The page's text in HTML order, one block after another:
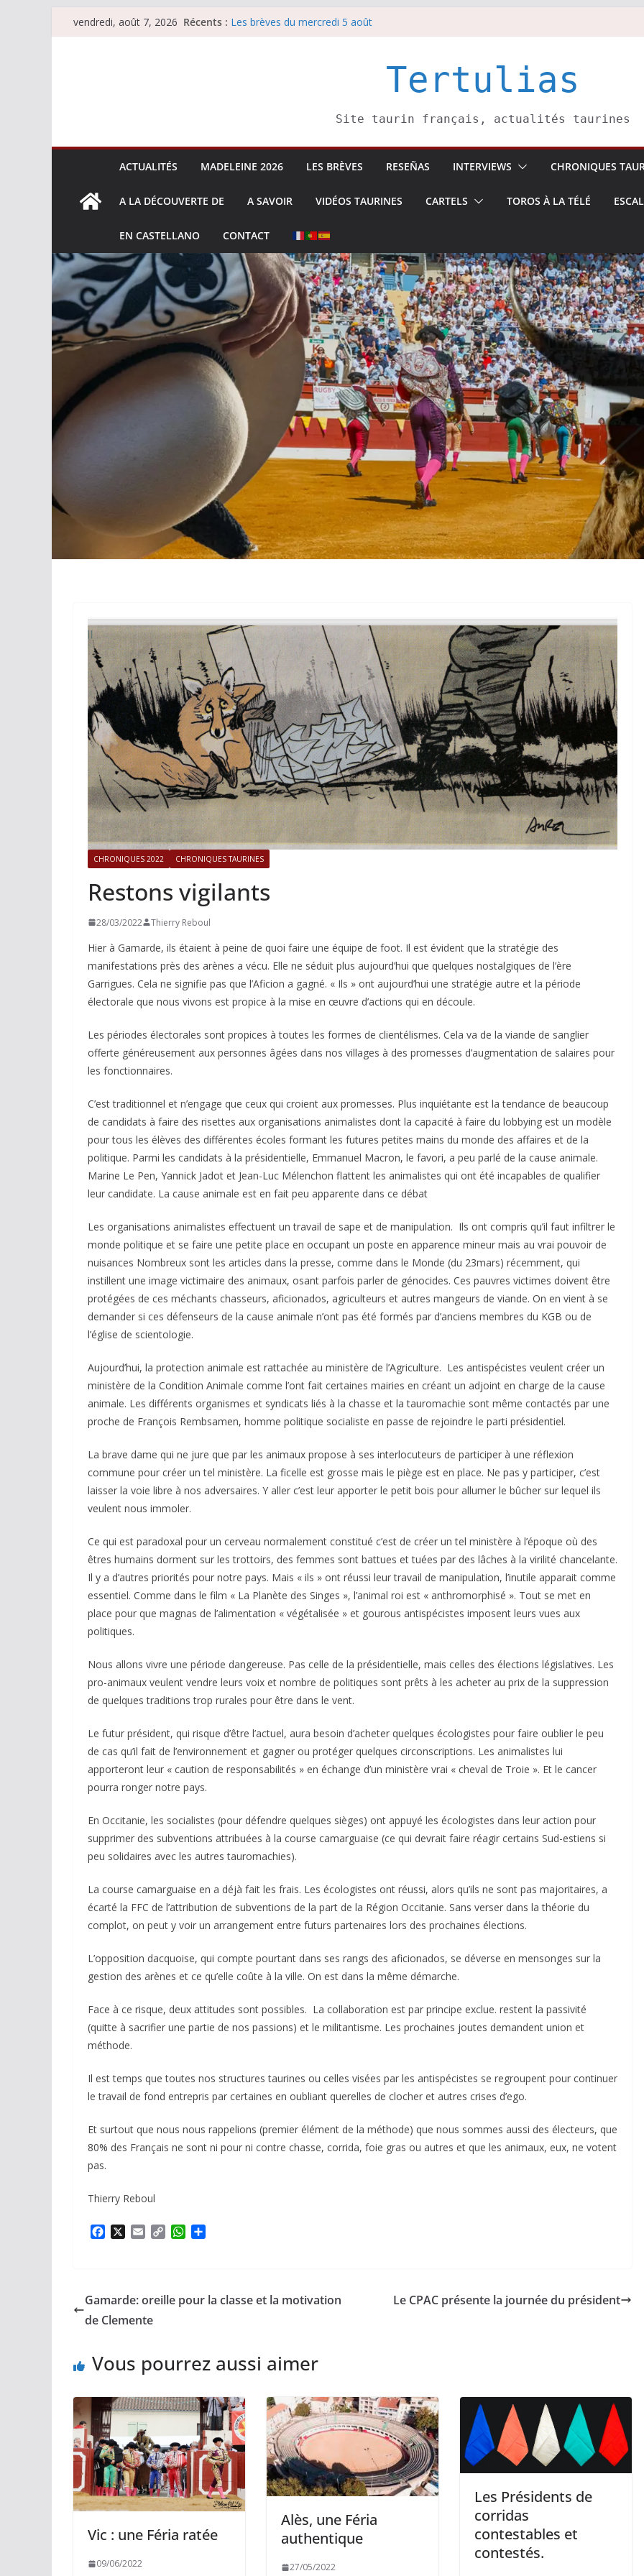
Passervendredi, août 7, 2026 Récents : Les brèves du mercredi 5 août
Tertulias
Site taurin français, actualités taurines
ACTUALITÉS MADELEINE 2026 LES BRÈVES RESEÑAS INTERVIEWS CHRONIQUES
A LA DÉCOUVERTE DE A SAVOIR VIDÉOS TAURINES CARTELS TOROS À LA TÉLÉ
EN CASTELLANO CONTACT
CHRONIQUES 2022 CHRONIQUES TAURINES
Restons vigilants
28/03/2022 Thierry Reboul
Hier à Gamarde, ils étaient à peine de quoi faire une équipe de foot. Il est évident que la stratégie des
manifestations près des arènes a vécu. Elle ne séduit plus aujourd’hui que quelques nostalgiques de l’ère
Garrigues. Cela ne signifie pas que l’Aficion a gagné. « Ils » ont aujourd’hui une stratégie autre et la période
électorale que nous vivons est propice à la mise en œuvre d’actions qui en découle.
Les périodes électorales sont propices à toutes les formes de clientélismes. Cela va de la viande de sanglier
offerte généreusement aux personnes âgées dans nos villages à des promesses d’augmentation de salaires pour
les fonctionnaires.
C’est traditionnel et n’engage que ceux qui croient aux promesses. Plus inquiétante est la tendance de beaucoup
de candidats à faire des risettes aux organisations animalistes dont la capacité à faire du lobbying est un modèle
pour tous les élèves des différentes écoles formant les futures petites mains du monde des affaires et de la
politique. Parmi les candidats à la présidentielle, Emmanuel Macron, le favori, a peu parlé de la cause animale.
Marine Le Pen, Yannick Jadot et Jean-Luc Mélenchon flattent les animalistes qui ont été incapables de qualifier
leur candidate. La cause animale est en fait peu apparente dans ce débat
Les organisations animalistes effectuent un travail de sape et de manipulation. Ils ont compris qu’il faut infiltrer le
monde politique et se faire une petite place en occupant un poste en apparence mineur mais au vrai pouvoir de
nuisances Nombreux sont les articles dans la presse, comme dans le Monde (du 23mars) récemment, qui
instillent une image victimaire des animaux, osant parfois parler de génocides. Ces pauvres victimes doivent être
protégées de ces méchants chasseurs, aficionados, agriculteurs et autres mangeurs de viande. On en vient à se
demander si ces défenseurs de la cause animale n’ont pas été formés par d’anciens membres du KGB ou de
l’église de scientologie.
Aujourd’hui, la protection animale est rattachée au ministère de l’Agriculture. Les antispécistes veulent créer un
ministère de la Condition Animale comme l’ont fait certaines mairies en créant un adjoint en charge de la cause
animale. Les différents organismes et syndicats liés à la chasse et la tauromachie sont même contactés par une
proche de François Rembsamen, homme politique socialiste en passe de rejoindre le parti présidentiel.
La brave dame qui ne jure que par les animaux propose à ses interlocuteurs de participer à une réflexion
commune pour créer un tel ministère. La ficelle est grosse mais le piège est en place. Ne pas y participer, c’est
laisser la voie libre à nos adversaires. Y aller c’est leur apporter le petit bois pour allumer le bûcher sur lequel ils
veulent nous immoler.
Ce qui est paradoxal pour un cerveau normalement constitué c’est de créer un tel ministère à l’époque où des
êtres humains dorment sur les trottoirs, des femmes sont battues et tuées par des lâches à la virilité chancelante.
Il y a d’autres priorités pour notre pays. Mais « ils » ont réussi leur travail de manipulation, l’inutile apparait comme
essentiel. Comme dans le film « La Planète des Singes », l’animal roi est « anthromorphisé ». Tout se met en
place pour que magnas de l’alimentation « végétalisée » et gourous antispécistes imposent leurs vues aux
politiques.
Nous allons vivre une période dangereuse. Pas celle de la présidentielle, mais celles des élections législatives. Les
pro-animaux veulent vendre leurs voix et nombre de politiques sont prêts à les acheter au prix de la suppression
de quelques traditions trop rurales pour être dans le vent.
Le futur président, qui risque d’être l’actuel, aura besoin d’acheter quelques écologistes pour faire oublier le peu
de cas qu’il fait de l’environnement et gagner ou protéger quelques circonscriptions. Les animalistes lui
apporteront leur « caution de responsabilités » en échange d’un ministère vrai « cheval de Troie ». Et le cancer
pourra ronger notre pays.
En Occitanie, les socialistes (pour défendre quelques sièges) ont appuyé les écologistes dans leur action pour
supprimer des subventions attribuées à la course camarguaise (ce qui devrait faire réagir certains Sud-estiens si
peu solidaires avec les autres tauromachies).
La course camarguaise en a déjà fait les frais. Les écologistes ont réussi, alors qu’ils ne sont pas majoritaires, a
écarté la FFC de l’attribution de subventions de la part de la Région Occitanie. Sans verser dans la théorie du
complot, on peut y voir un arrangement entre futurs partenaires lors des prochaines élections.
L’opposition dacquoise, qui compte pourtant dans ses rangs des aficionados, se déverse en mensonges sur la
gestion des arènes et ce qu’elle coûte à la ville. On est dans la même démarche.
Face à ce risque, deux attitudes sont possibles. La collaboration est par principe exclue. restent la passivité
(quitte à sacrifier une partie de nos passions) et le militantisme. Les prochaines joutes demandent union et
méthode.
Il est temps que toutes nos structures taurines ou celles visées par les antispécistes se regroupent pour continuer
le travail de fond entrepris par certaines en oubliant querelles de clocher et autres crises d’ego.
Et surtout que nous nous rappelions (premier élément de la méthode) que nous sommes aussi des électeurs, que
80% des Français ne sont ni pour ni contre chasse, corrida, foie gras ou autres et que les animaux, eux, ne votent
pas.
Thierry Reboul
o
o
i
W
A
g
Gamarde: oreille pour la classe et la motivation
de Clemente
Le CPAC présente la journée du président
Vous pourrez aussi aimer
Vic : une Féria ratée
09/06/2022
Alès, une Féria
authentique
27/05/2022
Les Présidents de
corridas
contestables et
contestés.
ACTUALITÉS TAURINES PHOTOS TAURINES 2026
Istres, l’ouverture en
photos
19/06/2026 Tertulias
ACTUALITÉS TAURINES PHOTOS TAURINES 2026
Bayonne, la corrida des
fêtes en photos
17/07/2026 Tertulias
ACTUALITÉS TAURINES
Arles : au seuil des
espérances.
ACTUALITÉS TAURINES
Istres : la feria des
ultimes émotions